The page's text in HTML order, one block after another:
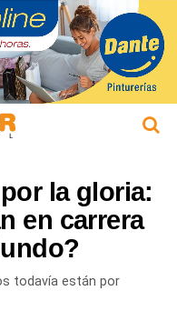
la gloria:
en carrera
todavía están por